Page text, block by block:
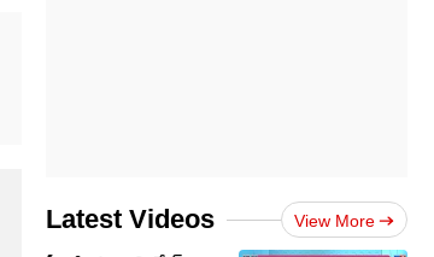
Latest Videos View More